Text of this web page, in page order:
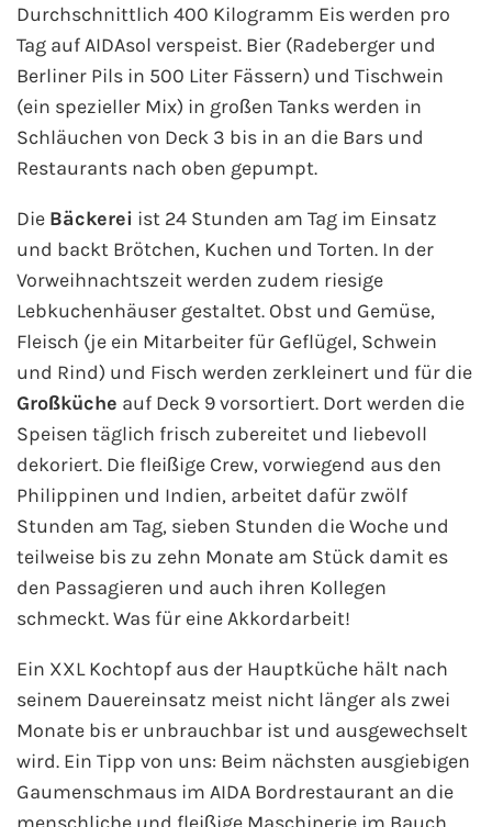
Mein Schiff Ostsee
Mittelmeer-Kreuzfahrt
Karibik-Kreuzfahrt
Ostsee-Kreuzfahrt
Westeuropa-Kreuzfahrt
Norwegen-Kreuzfahrt
Orient-Kreuzfahrt
Weltreise-Kreuzfahrt
Reedereien
TUI Cruises
MSC Kreuzfahrten
Costa Kreuzfahrten
Durchschnittlich 400 Kilogramm Eis werden pro
Tag auf AIDAsol verspeist. Bier (Radeberger und
Berliner Pils in 500 Liter Fässern) und Tischwein
(ein spezieller Mix) in großen Tanks werden in
Schläuchen von Deck 3 bis in an die Bars und
Restaurants nach oben gepumpt.
Die Bäckerei ist 24 Stunden am Tag im Einsatz
und backt Brötchen, Kuchen und Torten. In der
Vorweihnachtszeit werden zudem riesige
Lebkuchenhäuser gestaltet. Obst und Gemüse,
Fleisch (je ein Mitarbeiter für Geflügel, Schwein
und Rind) und Fisch werden zerkleinert und für die
Großküche auf Deck 9 vorsortiert. Dort werden die
Speisen täglich frisch zubereitet und liebevoll
dekoriert. Die fleißige Crew, vorwiegend aus den
Philippinen und Indien, arbeitet dafür zwölf
Stunden am Tag, sieben Stunden die Woche und
teilweise bis zu zehn Monate am Stück damit es
den Passagieren und auch ihren Kollegen
schmeckt. Was für eine Akkordarbeit!
Ein XXL Kochtopf aus der Hauptküche hält nach
seinem Dauereinsatz meist nicht länger als zwei
Monate bis er unbrauchbar ist und ausgewechselt
wird. Ein Tipp von uns: Beim nächsten ausgiebigen
Gaumenschmaus im AIDA Bordrestaurant an die